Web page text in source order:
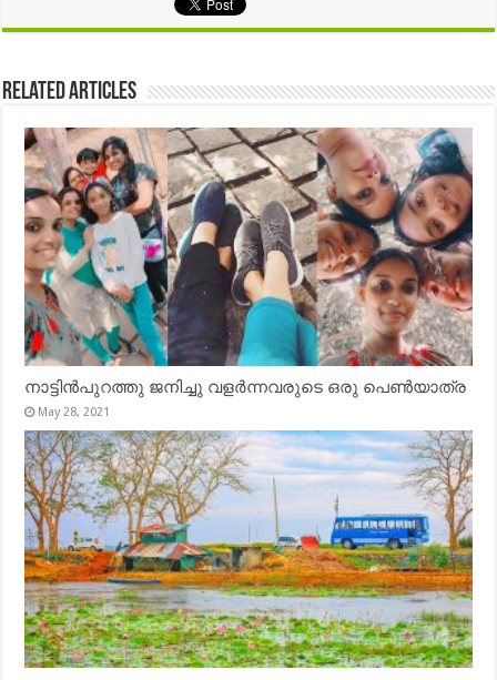
Related Articles
നാട്ടിൻപുറത്തു ജനിച്ചു വളർന്നവരുടെ ഒരു പെൺയാത്ര
May 28, 2021